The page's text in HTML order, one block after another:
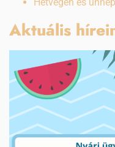
Aktuális